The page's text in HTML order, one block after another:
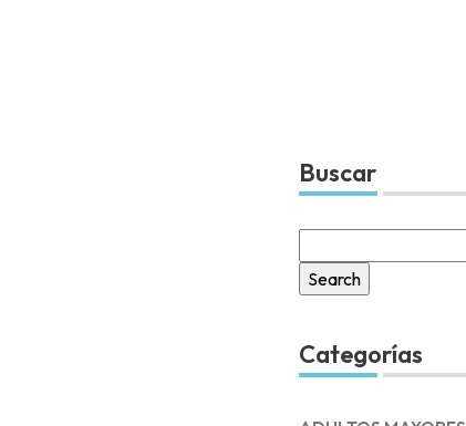
Buscar
for:
Categorías